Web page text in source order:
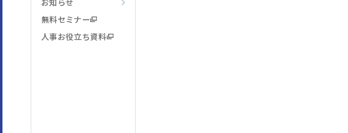
無料セミナー
人事お役立ち資料